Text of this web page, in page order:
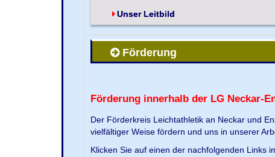
Unser Leitbild
Förderung
Förderung innerhalb der LG Neckar-
Der Förderkreis Leichtathletik an Neckar und
vielfältiger Weise fördern und uns in unserer
Klicken Sie auf einen der nachfolgenden Links